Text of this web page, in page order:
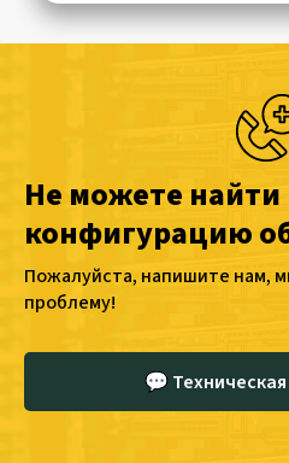
Не можете
конфигурацию
Пожалуйста, напишите нам,
проблему!
💬